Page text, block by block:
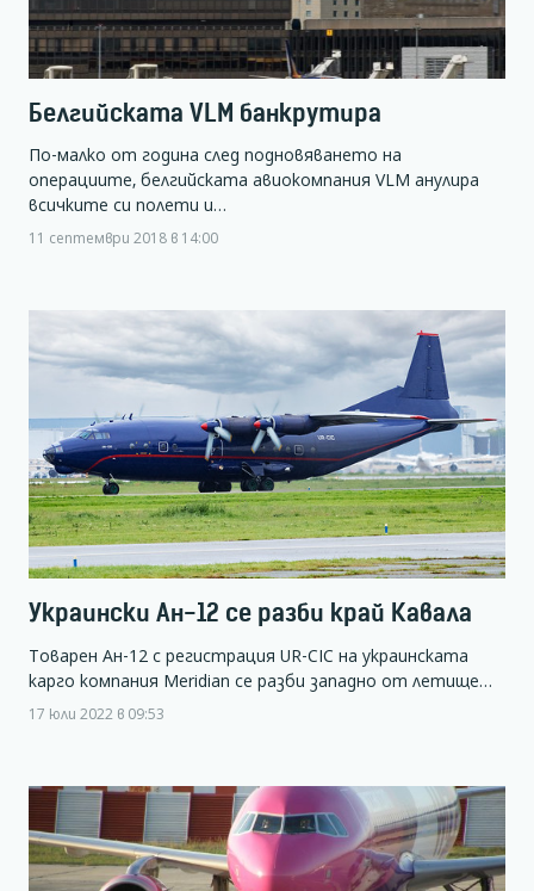
Белгийската VLM банкрутира
По-малко от година след подновяването на
операциите, белгийската авиокомпания VLM анулира
всичките си полети и…
11 септември 2018 в 14:00
Украински Ан-12 се разби край Кавала
Товарен Ан-12 с регистрация UR-CIC на украинската
карго компания Meridian се разби западно от летище…
17 юли 2022 в 09:53